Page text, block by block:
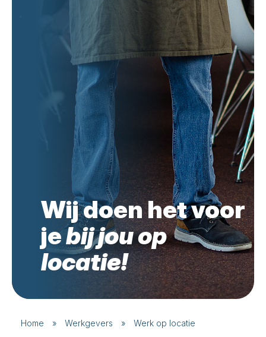
Wij doen het voor
jebij jou op
locatie!
Home » Werkgevers » Werk op locatie